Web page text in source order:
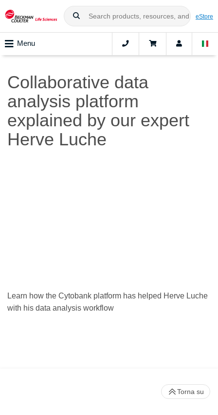
eStore
Menu
Collaborative data
analysis platform
explained by our expert
Herve Luche
Learn how the Cytobank platform has helped Herve Luche
with his data analysis workflow
Torna su